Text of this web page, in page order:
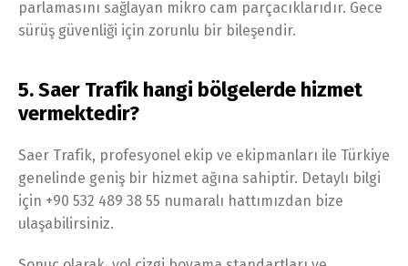
parlamasını sağlayan mikro cam parçacıklarıdır. Gece
sürüş güvenliği için zorunlu bir bileşendir.
5. Saer Trafik hangi bölgelerde hizmet
vermektedir?
Saer Trafik, profesyonel ekip ve ekipmanları ile Türkiye
genelinde geniş bir hizmet ağına sahiptir. Detaylı bilgi
için +90 532 489 38 55 numaralı hattımızdan bize
ulaşabilirsiniz.